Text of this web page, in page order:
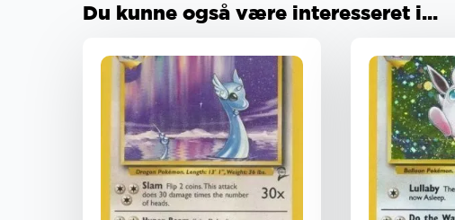
Du kunne også være interesseret i...